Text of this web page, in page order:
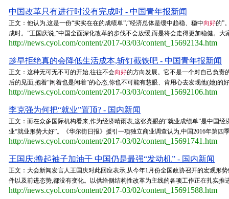
中国改革只有进行时没有完成时 - 中国青年报新闻
正文：他认为,这是一份“实实在在的成绩单”,“经济总体是缓中趋稳、稳中向好的”
成时。”王国庆说,“中国全面深化改革的步伐不会放缓,而是将会走得更加稳健。
http://news.cyol.com/content/2017-03/03/content_15692134.htm
趁早拒绝真的会降低生活成本,斩钉截铁吧 - 中国青年报新闻
正文：这种无可无不可的开始,往往不会向好的方向发展。它不是一个对自己负责
后的见面,抱着“闲着也是闲着”的心态,你也不可能有慧眼、肯用心去发现他(她)
http://news.cyol.com/content/2017-03/03/content_15692106.htm
李克强为何把“就业”置顶? - 国内新闻
正文：而在众多国际机构看来,作为经济晴雨表,这张亮眼的“就业成绩单”是中国经
业“就业形势大好”。《华尔街日报》援引一项独立商业调查认为,中国2016年第四
http://news.cyol.com/content/2017-03/02/content_15691741.htm
王国庆:撸起袖子加油干 中国仍是最强“发动机” - 国内新闻
正文：大会新闻发言人王国庆对此回应表示,从今年1月份全国政协召开的宏观形
件以及前进态势,都没有变化。以供给侧结构性改革为主线的各项工作正在扎实
http://news.cyol.com/content/2017-03/02/content_15691588.htm